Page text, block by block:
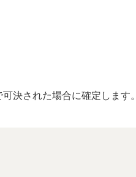
決された場合に確定します。